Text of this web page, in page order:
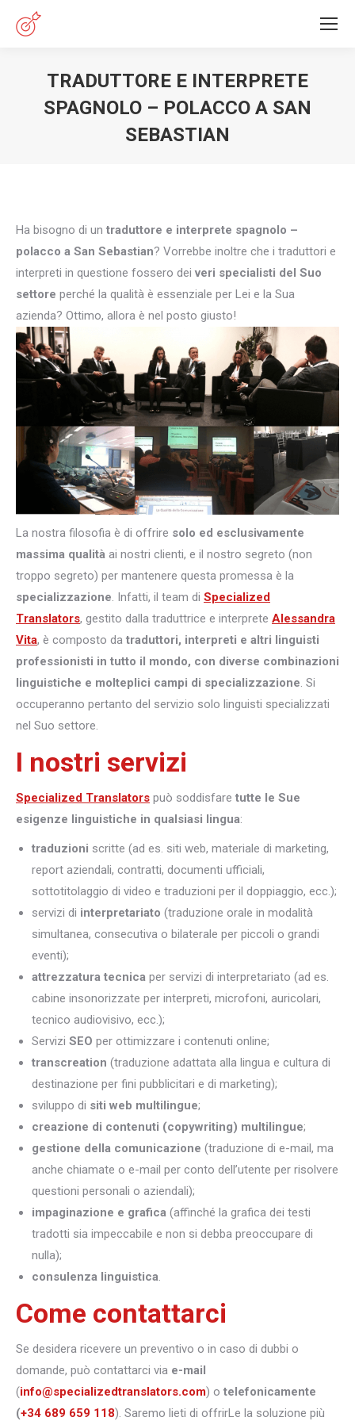
TRADUTTORE E INTERPRETE
SPAGNOLO – POLACCO A SAN
SEBASTIAN
Ha bisogno di un traduttore e interprete spagnolo –
polacco a San Sebastian? Vorrebbe inoltre che i traduttori e
interpreti in questione fossero dei veri specialisti del Suo
settore perché la qualità è essenziale per Lei e la Sua
azienda? Ottimo, allora è nel posto giusto!
La nostra filosofia è di offrire solo ed esclusivamente
massima qualità ai nostri clienti, e il nostro segreto (non
troppo segreto) per mantenere questa promessa è la
specializzazione. Infatti, il team di Specialized
Translators, gestito dalla traduttrice e interprete Alessandra
Vita, è composto da traduttori, interpreti e altri linguisti
professionisti in tutto il mondo, con diverse combinazioni
linguistiche e molteplici campi di specializzazione. Si
occuperanno pertanto del servizio solo linguisti specializzati
nel Suo settore.
I nostri servizi
Specialized Translators può soddisfare tutte le Sue
esigenze linguistiche in qualsiasi lingua:
traduzioni scritte (ad es. siti web, materiale di marketing,
report aziendali, contratti, documenti ufficiali,
sottotitolaggio di video e traduzioni per il doppiaggio, ecc.);
servizi di interpretariato (traduzione orale in modalità
simultanea, consecutiva o bilaterale per piccoli o grandi
eventi);
attrezzatura tecnica per servizi di interpretariato (ad es.
cabine insonorizzate per interpreti, microfoni, auricolari,
tecnico audiovisivo, ecc.);
Servizi SEO per ottimizzare i contenuti online;
transcreation (traduzione adattata alla lingua e cultura di
destinazione per fini pubblicitari e di marketing);
sviluppo di siti web multilingue;
creazione di contenuti (copywriting) multilingue;
gestione della comunicazione (traduzione di e-mail, ma
anche chiamate o e-mail per conto dell’utente per risolvere
questioni personali o aziendali);
impaginazione e grafica (affinché la grafica dei testi
tradotti sia impeccabile e non si debba preoccupare di
nulla);
consulenza linguistica.
Come contattarci
Se desidera ricevere un preventivo o in caso di dubbi o
domande, può contattarci via e-mail
(info@specializedtranslators.com) o telefonicamente
(+34 689 659 118). Saremo lieti di offrirLe la soluzione più